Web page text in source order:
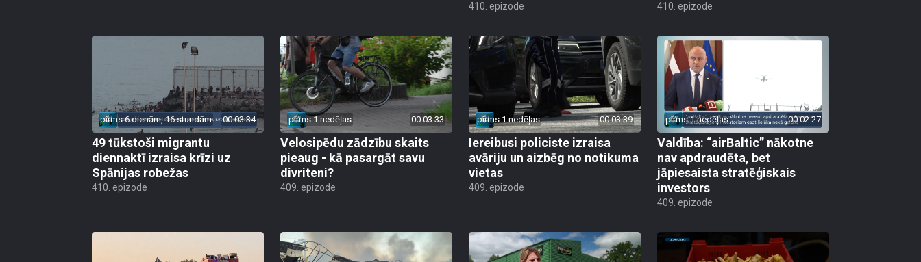
410. epizode 410. epizode
pirms 6 dienām, 16 stundām 00:03:34
49 tūkstoši migrantu
diennaktī izraisa krīzi uz
Spānijas robežas
410. epizode
pirms 1 nedēļas 00:03:33
Velosipēdu zādzību skaits
pieaug - kā pasargāt savu
divriteni?
409. epizode
pirms 1 nedēļas 00:03:39
Iereibusi policiste izraisa
avāriju un aizbēg no notikuma
vietas
409. epizode
pirms 1 nedēļas 00:02:27
Valdība: “airBaltic” nākotne
nav apdraudēta, bet
jāpiesaista stratēģiskais
investors
409. epizode